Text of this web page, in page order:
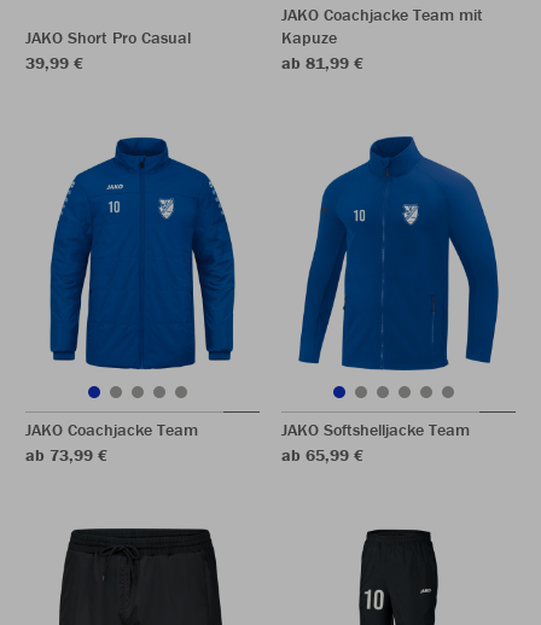
JAKO Short Pro Casual
39,99 €
JAKO Coachjacke Team mit
Kapuze
ab 81,99 €
JAKO Coachjacke Team
ab 73,99 €
JAKO Softshelljacke Team
ab 65,99 €